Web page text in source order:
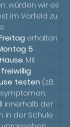
würden wir es
im Vorfeld zu
erhalten
5
. Mit
freiwillig
testen (z.B.
innerhalb der
in der Schule